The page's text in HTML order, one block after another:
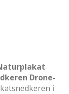
Drone-
i